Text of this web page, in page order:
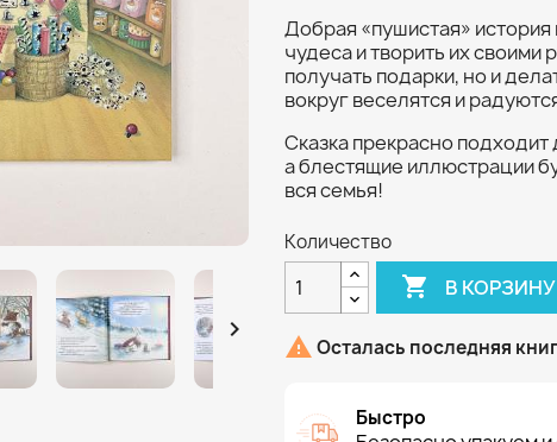

Добрая «пушистая» история
чудеса и творить их своими
получать подарки, но и
вокруг веселятся и
Сказка прекрасно
а блестящие иллюстрации
вся семья!
Количество
 В КОРЗИНУ
 Осталась последняя
Быстро